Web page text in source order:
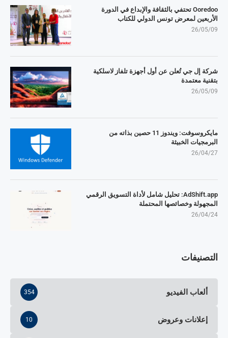
Ooredoo تحتفي بالثقافة والإبداع في الدورة
الأربعين لمعرض تونس الدولي للكتاب
26/05/09
شركة إل جي تُعلن عن أول أجهزة تلفاز لاسلكية
بتقنية معتمدة
26/05/09
مايكروسوفت: ويندوز 11 حصين بذاته من
البرمجيات الخبيثة
26/04/27
AdShift.app: تحليل شامل لأداة التسويق الرقمي
المجهولة وخصائصها المحتملة
26/04/24
التصنيفات
ألعاب الفيديو 354
إعلانات وعروض 10